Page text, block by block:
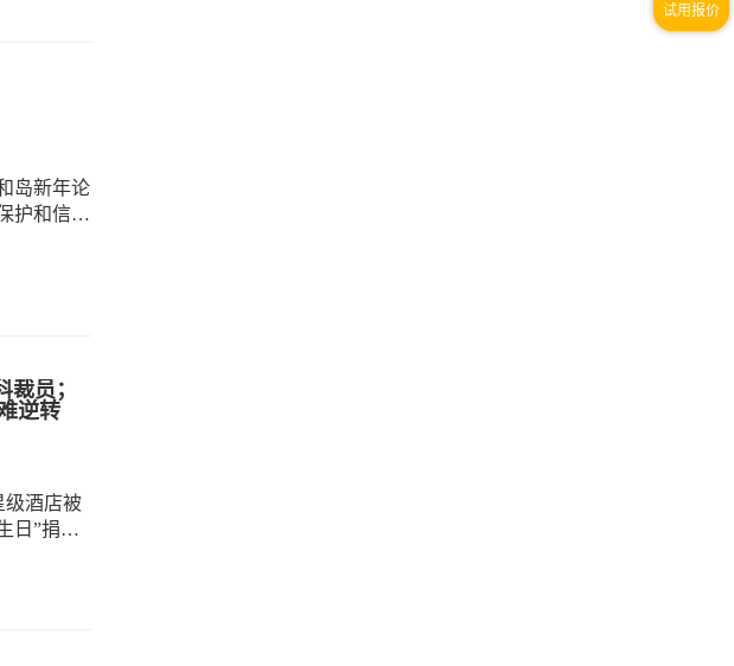
岛新年论
护和信息
都可以看
信官方消
员；
逆转
级酒店被
日”捐助
“降频
赔金额近